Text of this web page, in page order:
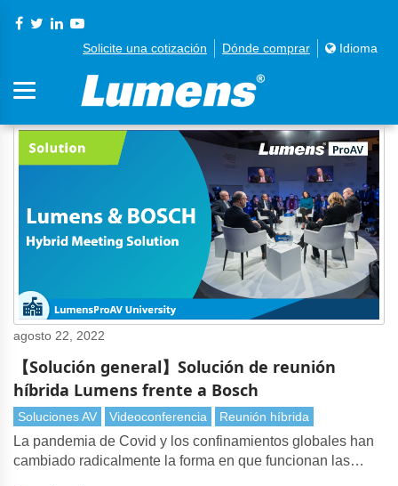
Solicite una cotización Dónde comprar Idioma
agosto 22, 2022
【Solución general】Solución de reunión
híbrida Lumens frente a Bosch
Soluciones AV Videoconferencia Reunión híbrida
La pandemia de Covid y los confinamientos globales han
cambiado radicalmente la forma en que funcionan las